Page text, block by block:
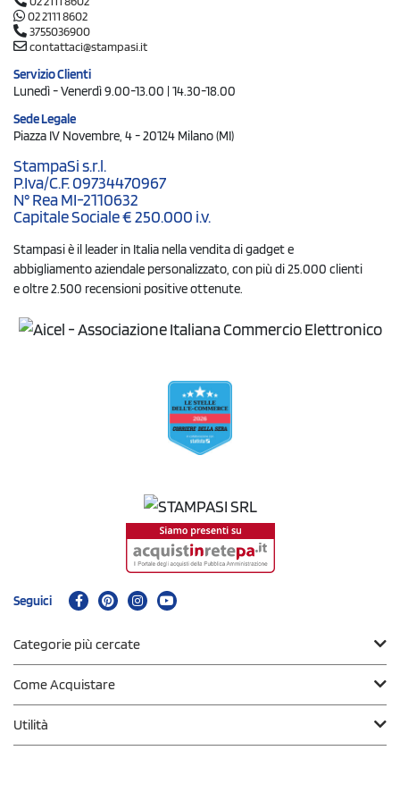
02 2111 8602
3755036900
contattaci@stampasi.it
Servizio Clienti
Lunedì - Venerdì 9.00-13.00 | 14.30-18.00
Sede Legale
Piazza IV Novembre, 4 - 20124 Milano (MI)
StampaSi s.r.l.
P.Iva/C.F. 09734470967
N° Rea MI-2110632
Capitale Sociale € 250.000 i.v.
Stampasi è il leader in Italia nella vendita di gadget e
abbigliamento aziendale personalizzato, con più di 25.000 clienti
e oltre 2.500 recensioni positive ottenute.
Seguici
Categorie più cercate
Come Acquistare
Utilità